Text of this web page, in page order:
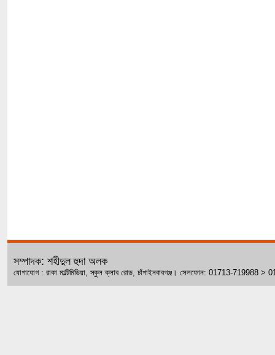
সম্পাদক: শহীদুল হুদা অলক
যোগাযোগ : রাকা মাল্টিমিডিয়া, স্কুল ক্লাব রোড, চাঁপাইনবাবগঞ্জ। সেলফোন: 01713-